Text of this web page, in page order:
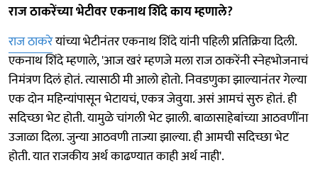
राज ठाकरेंच्या भेटीवर एकनाथ शिंदे काय म्हणाले?
राज ठाकरेयांच्या भेटीनंतर एकनाथ शिंदे यांनी पहिली प्रतिक्रिया दिली.
एकनाथ शिंदे म्हणाले, 'आज खरं म्हणजे मला राज ठाकरेंनी स्नेहभोजनाचं
निमंत्रण दिलं होतं. त्यासाठी मी आलो होतो. निवडणुका झाल्यानंतर गेल्या
एक दोन महिन्यांपासून भेटायचं, एकत्र जेवुया. असं आमचं सुरु होतं. ही
सदिच्छा भेट होती. यामुळे चांगली भेट झाली. बाळासाहेबांच्या आठवणींना
उजाळा दिला. जुन्या आठवणी ताज्या झाल्या. ही आमची सदिच्छा भेट
होती. यात राजकीय अर्थ काढण्यात काही अर्थ नाही'.